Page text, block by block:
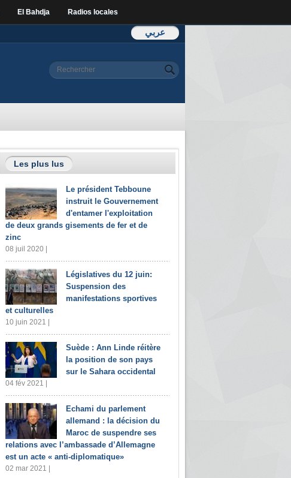
El Bahdja Radios locales
عربي
Formulaire de
Rechercher
Les plus lus
Le président Tebboune
instruit le Gouvernement
d'entamer l'exploitation
de deux grands gisements de fer et de
zinc
08 juil 2020 |
Législatives du 12 juin:
Suspension des
manifestations sportives
et culturelles
10 juin 2021 |
Suède : Ann Linde réitère
la position de son pays
sur le Sahara occidental
04 fév 2021 |
Echami du parlement
allemand : la décision du
Maroc de suspendre ses
relations avec l’ambassade d’Allemagne
est un acte « anti-diplomatique»
02 mar 2021 |